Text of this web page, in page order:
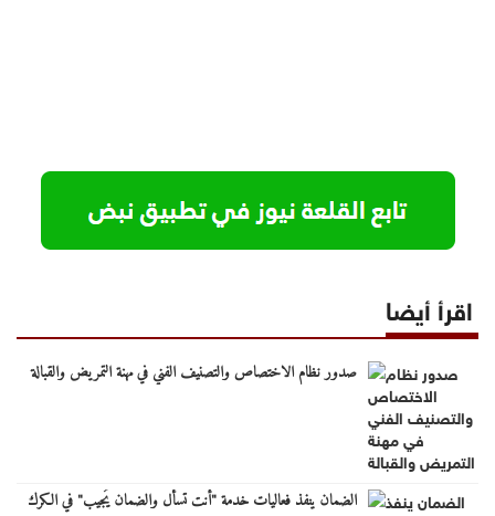
اقرأ أيضا
صدور نظام الاختصاص والتصنيف الفني في مهنة التمريض والقبالة
الضمان ينفذ فعاليات خدمة "أنت تسأل والضمان يُجيب" في الكرك